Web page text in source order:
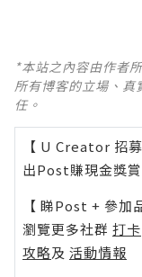
*本站之內容由作者
所有博客的立場、
任。
【 U Creator 招募
出Post賺現金獎
【 睇Post + 參加
瀏覽更多社群 打卡
攻略及 活動情報